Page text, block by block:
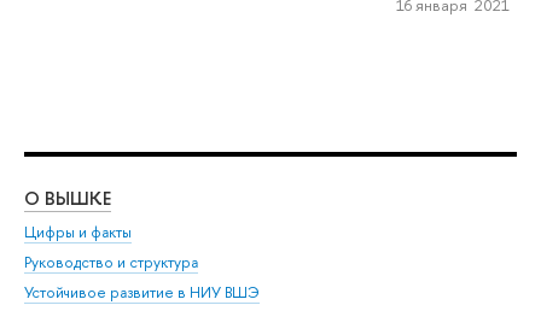
16 января 2021
О ВЫШКЕ
Цифры и факты
Руководство и структура
Устойчивое развитие в НИУ ВШЭ